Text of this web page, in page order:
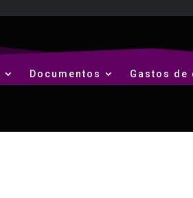
Documentos Gastos